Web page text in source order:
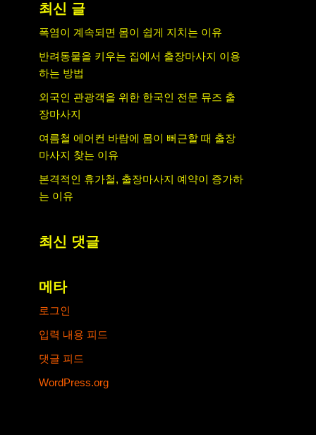
최신 글
폭염이 계속되면 몸이 쉽게 지치는 이유
반려동물을 키우는 집에서 출장마사지 이용
하는 방법
외국인 관광객을 위한 한국인 전문 뮤즈 출
장마사지
여름철 에어컨 바람에 몸이 뻐근할 때 출장
마사지 찾는 이유
본격적인 휴가철, 출장마사지 예약이 증가하
는 이유
최신 댓글
메타
로그인
입력 내용 피드
댓글 피드
WordPress.org